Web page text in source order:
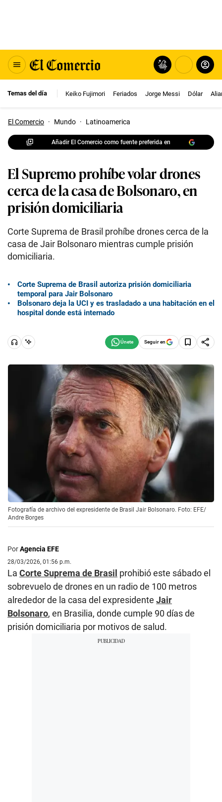
Temas del día Keiko Fujimori Feriados Jorge Messi Dólar
El Comercio · Mundo · Latinoamerica
Añadir El Comercio como fuente preferida en
El Supremo prohíbe volar drones
cerca de la casa de Bolsonaro, en
prisión domiciliaria
Corte Suprema de Brasil prohíbe drones cerca de la
casa de Jair Bolsonaro mientras cumple prisión
domiciliaria.
Corte Suprema de Brasil autoriza prisión domiciliaria
temporal para Jair Bolsonaro
Bolsonaro deja la UCI y es trasladado a una habitación en el
hospital donde está internado
Seguir en
Fotografía de archivo del expresidente de Brasil Jair Bolsonaro. Foto: EFE/
Andre Borges
PorAgencia EFE
28/03/2026, 01:56 p.m.
La Corte Suprema de Brasil prohibió este sábado el
sobrevuelo de drones en un radio de 100 metros
alrededor de la casa del expresidente Jair
Bolsonaro, en Brasilia, donde cumple 90 días de
prisión domiciliaria por motivos de salud.